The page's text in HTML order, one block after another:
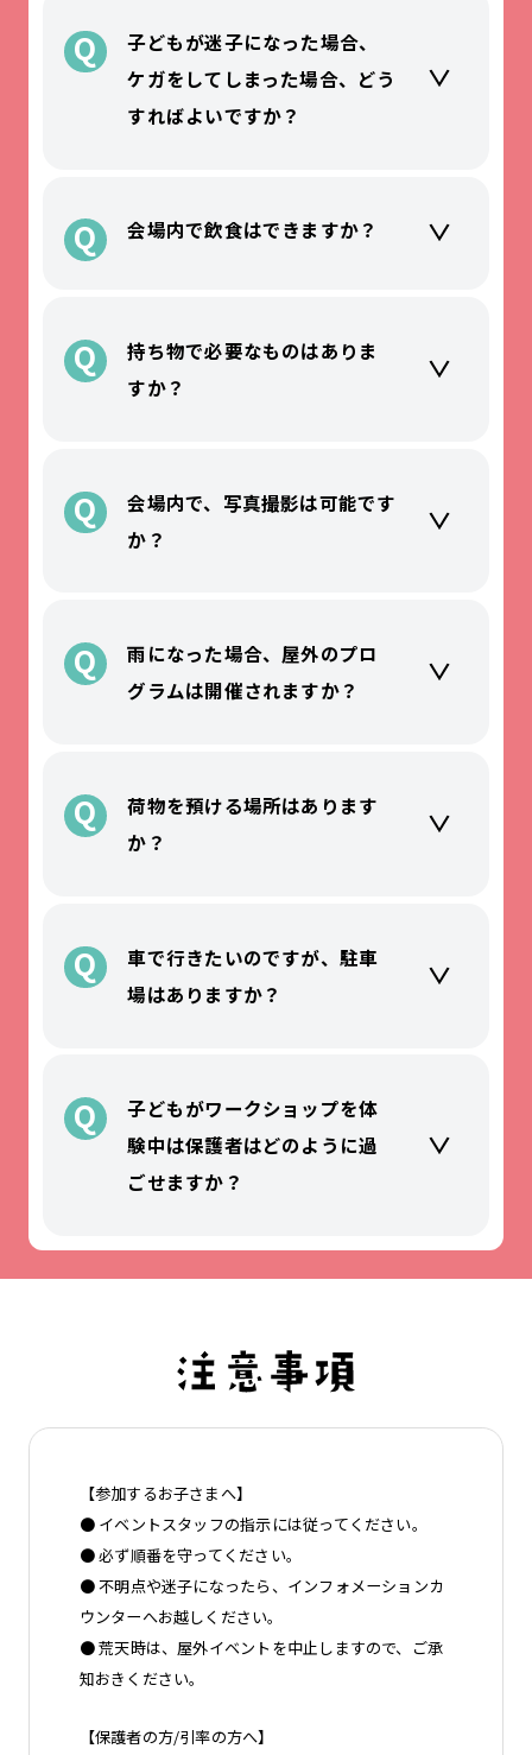
Q
子どもが迷子になった場合、
ケガをしてしまった場合、どう
すればよいですか？
Q 会場内で飲食はできますか？
Q
持ち物で必要なものはありま
すか？
Q
会場内で、写真撮影は可能です
か？
Q
雨になった場合、屋外のプロ
グラムは開催されますか？
Q
荷物を預ける場所はあります
か？
Q
車で行きたいのですが、駐車
場はありますか？
Q
子どもがワークショップを体
験中は保護者はどのように過
ごせますか？
【参加するお子さまへ】
● イベントスタッフの指示には従ってください。
● 必ず順番を守ってください。
● 不明点や迷子になったら、インフォメーションカ
ウンターへお越しください。
● 荒天時は、屋外イベントを中止しますので、ご承
知おきください。
【保護者の方/引率の方へ】